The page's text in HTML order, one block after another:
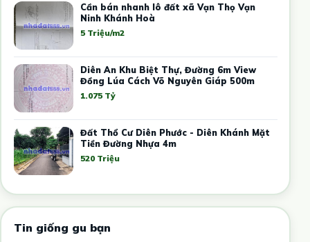
Cần bán nhanh lô đất xã Vạn Thọ Vạn
Ninh Khánh Hoà
5 Triệu/m2
Diên An Khu Biệt Thự, Đường 6m View
Đồng Lúa Cách Võ Nguyên Giáp 500m
1.075 Tỷ
Đất Thổ Cư Diên Phước - Diên Khánh Mặt
Tiền Đường Nhựa 4m
520 Triệu
Tin giống gu bạn